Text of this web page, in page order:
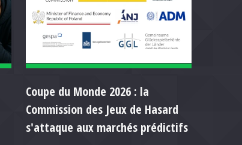
Coupe du Monde 2026 : la
Commission des Jeux de Hasard
s'attaque aux marchés prédictifs